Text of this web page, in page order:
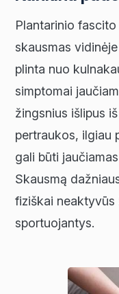
Plantarinio
skausmas
plinta nuo
simptomai
žingsnius išlipus
pertraukos, ilgiau
gali būti
Skausmą
fiziškai neaktyvūs
sportuojantys.